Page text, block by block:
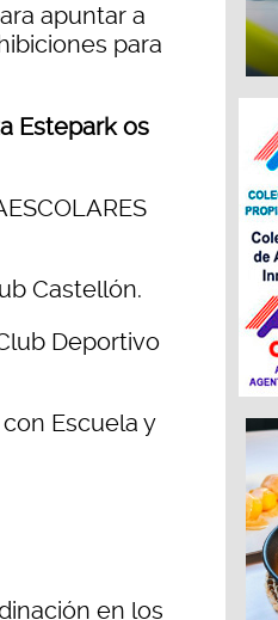
apuntar a
para
Estepark os
Castellón.
Deportivo
Escuela y
ón en los